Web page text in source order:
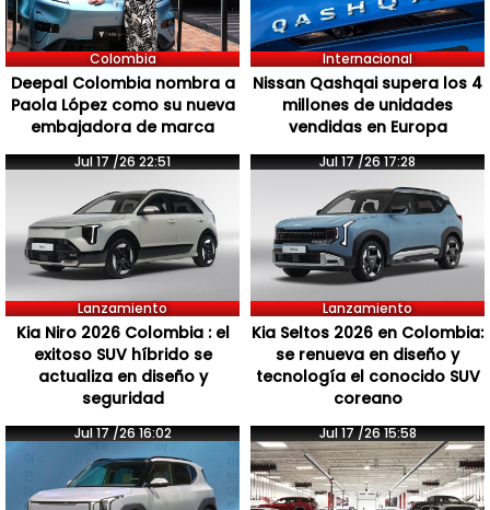
Colombia
Deepal Colombia nombra a
Paola López como su nueva
embajadora de marca
Internacional
Nissan Qashqai supera los 4
millones de unidades
vendidas en Europa
Jul 17 /26 22:51
Lanzamiento
Kia Niro 2026 Colombia : el
exitoso SUV híbrido se
actualiza en diseño y
seguridad
Jul 17 /26 17:28
Lanzamiento
Kia Seltos 2026 en Colombia:
se renueva en diseño y
tecnología el conocido SUV
coreano
Jul 17 /26 16:02 Jul 17 /26 15:58